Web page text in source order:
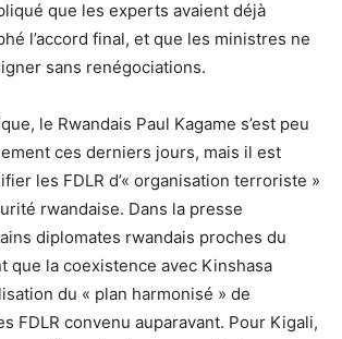
que les experts avaient déjà
l’accord final, et que les ministres ne
sans renégociations.
le Rwandais Paul Kagame s’est peu
ces derniers jours, mais il est
les FDLR d’« organisation terroriste »
rwandaise. Dans la presse
diplomates rwandais proches du
que la coexistence avec Kinshasa
du « plan harmonisé » de
FDLR convenu auparavant. Pour Kigali,